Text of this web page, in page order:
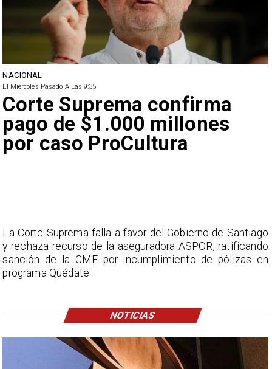
NACIONAL
El Miércoles Pasado A Las 9:35
Corte Suprema confirma
pago de $1.000 millones
por caso ProCultura
La Corte Suprema falla a favor del Gobierno de Santiago
y rechaza recurso de la aseguradora ASPOR, ratificando
sanción de la CMF por incumplimiento de pólizas en
programa Quédate.
NOTICIAS